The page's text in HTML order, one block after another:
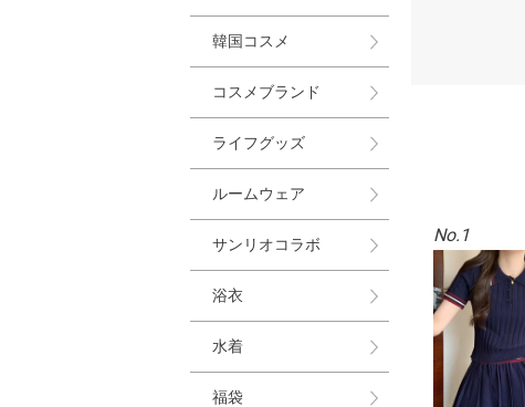
韓国コスメ
コスメブランド
ライフグッズ
ルームウェア
サンリオコラボ
浴衣
水着
福袋
No.1